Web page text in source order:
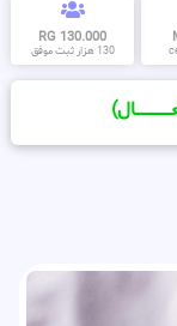
130.000 RG
130 هزار ثبت موفق